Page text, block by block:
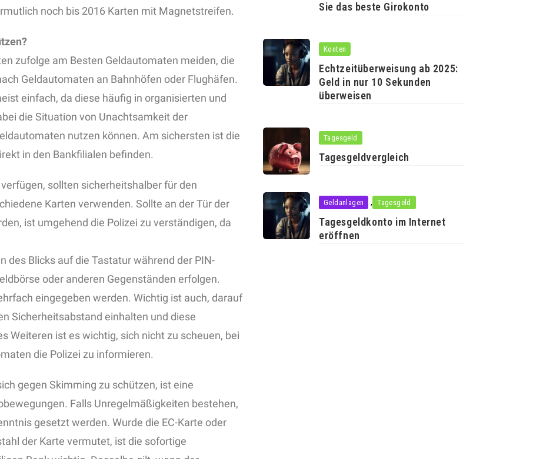
noch bis 2016 Karten mit Magnetstreifen.
zufolge am Besten Geldautomaten meiden, die
Geldautomaten an Bahnhöfen oder Flughäfen.
einfach, da diese häufig in organisierten und
die Situation von Unachtsamkeit der
nutzen können. Am sichersten ist die
in den Bankfilialen befinden.
sollten sicherheitshalber für den
Karten verwenden. Sollte an der Tür der
ist umgehend die Polizei zu verständigen, da
des Blicks auf die Tastatur während der PIN-
oder anderen Gegenständen erfolgen.
eingegeben werden. Wichtig ist auch, darauf
Sicherheitsabstand einhalten und diese
Weiteren ist es wichtig, sich nicht zu scheuen, bei
die Polizei zu informieren.
gegen Skimming zu schützen, ist eine
Falls Unregelmäßigkeiten bestehen,
gesetzt werden. Wurde die EC-Karte oder
der Karte vermutet, ist die sofortige
Sie das beste Girokonto
Konten
Echtzeitüberweisung ab 2025:
Geld in nur 10 Sekunden
überweisen
Tagesgeld
Tagesgeldvergleich
Geldanlagen , Tagesgeld
Tagesgeldkonto im Internet
eröffnen